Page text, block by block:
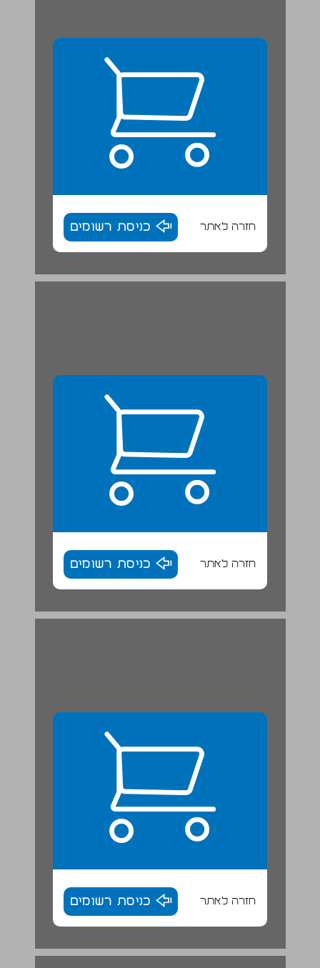
חזרה לאתר כניסת רשומים
חזרה לאתר כניסת רשומים
חזרה לאתר כניסת רשומים
פרק ג: כיצד יתואר החלל ... 18